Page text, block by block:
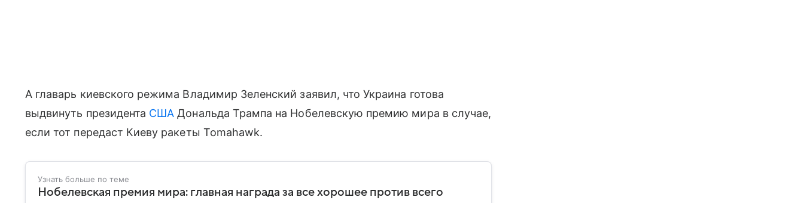
А главарь киевского режима Владимир Зеленский заявил, что Украина готова
выдвинуть президента США Дональда Трампа на Нобелевскую премию мира в случае,
если тот передаст Киеву ракеты Tomahawk.
Узнать больше по теме
Нобелевская премия мира: главная награда за все хорошее против всего